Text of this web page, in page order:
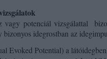
vagy potenciál vizsgálattal
idegrostban az
Evoked Potential) a